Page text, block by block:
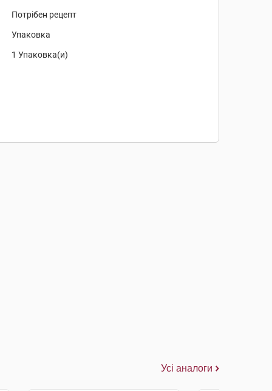
Потрібен рецепт
Упаковка
1 Упаковка(и)
Усі аналоги